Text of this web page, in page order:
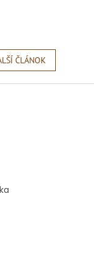
ČLÁNOK